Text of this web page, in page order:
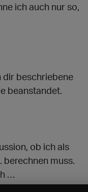
ich auch nur so,
dir beschriebene
beanstandet.
ob ich als
muss.
…